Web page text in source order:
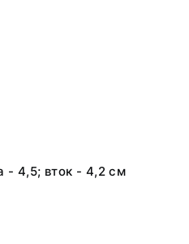
- 4,5; вток - 4,2 см